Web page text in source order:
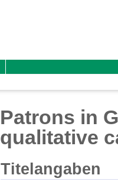
Patrons in
qualitative
Titelangaben